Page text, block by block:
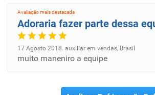
Avaliação mais destacada
Adoraria fazer parte dessa
17 Agosto 2018. auxiliar em vendas, Brasil
muito maneniro a equipe